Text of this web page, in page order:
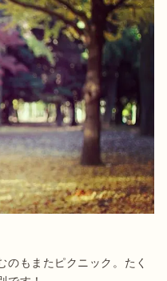
のもまたピクニック。たく